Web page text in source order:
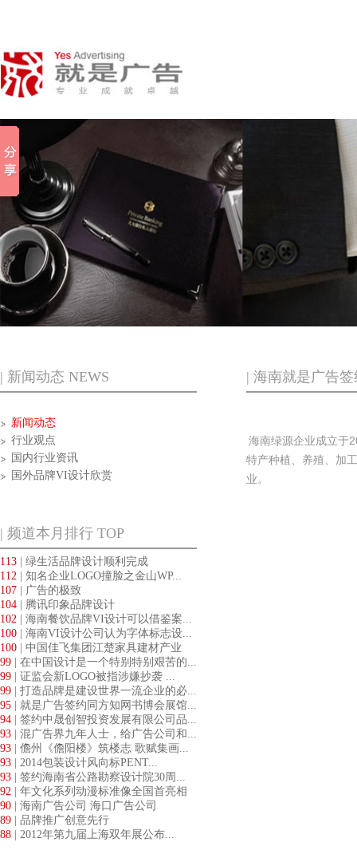
| 新闻动态 NEWS
新闻动态
行业观点
国内行业资讯
国外品牌VI设计欣赏
| 频道本月排行 TOP
113 | 绿生活品牌设计顺利完成
112 | 知名企业LOGO撞脸之金山WP...
107 | 广告的极致
104 | 腾讯印象品牌设计
102 | 海南餐饮品牌VI设计可以借鉴案...
100 | 海南VI设计公司认为字体标志设...
100 | 中国佳飞集团江楚家具建材产业
第...
99 | 在中国设计是一个特别特别艰苦的...
99 | 证监会新LOGO被指涉嫌抄袭 ...
99 | 打造品牌是建设世界一流企业的必...
95 | 就是广告签约同方知网书博会展馆...
94 | 签约中晟创智投资发展有限公司品...
93 | 混广告界九年人士，给广告公司和...
93 | 儋州《儋阳楼》筑楼志 歌赋集画...
93 | 2014包装设计风向标PENT...
93 | 签约海南省公路勘察设计院30周...
92 | 年文化系列动漫标准像全国首亮相
90 | 海南广告公司 海口广告公司
89 | 品牌推广创意先行
88 | 2012年第九届上海双年展公布...
| 海南就是广告
海南绿源企业成立于
特产种植、养殖、加
业。